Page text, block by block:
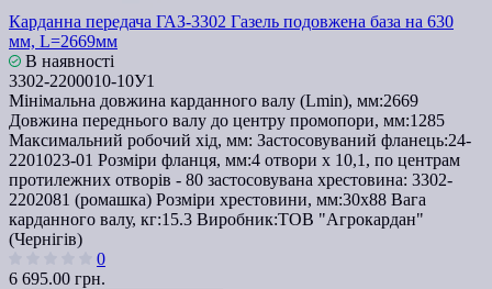
Карданна передача ГАЗ-3302 Газель подовжена база на 630
мм, L=2669мм
В наявності
3302-2200010-10У1
Мінімальна довжина карданного валу (Lmin), мм:2669
Довжина переднього валу до центру промопори, мм:1285
Максимальний робочий хід, мм: Застосовуваний фланець:24-
2201023-01 Розміри фланця, мм:4 отвори х 10,1, по центрам
протилежних отворів - 80 застосовувана хрестовина: 3302-
2202081 (ромашка) Розміри хрестовини, мм:30х88 Вага
карданного валу, кг:15.3 Виробник:ТОВ "Агрокардан"
(Чернігів)
0
6 695.00 грн.